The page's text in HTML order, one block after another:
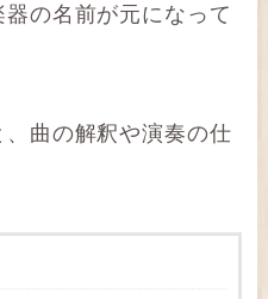
の名前が元になって
曲の解釈や演奏の仕